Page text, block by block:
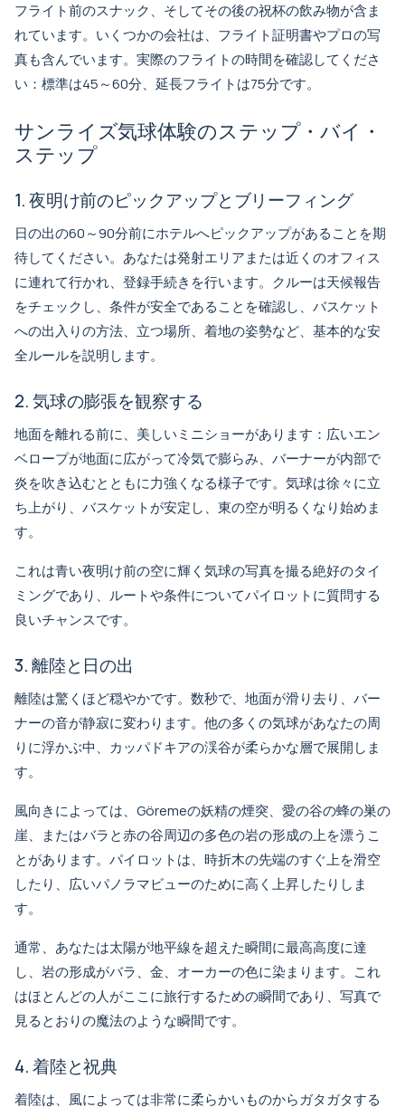
フライト前のスナック、そしてその後の祝杯の飲み物が含ま
れています。いくつかの会社は、フライト証明書やプロの写
真も含んでいます。実際のフライトの時間を確認してくださ
い：標準は45～60分、延長フライトは75分です。
サンライズ気球体験のステップ・バイ・
ステップ
1. 夜明け前のピックアップとブリーフィング
日の出の60～90分前にホテルへピックアップがあることを期
待してください。あなたは発射エリアまたは近くのオフィス
に連れて行かれ、登録手続きを行います。クルーは天候報告
をチェックし、条件が安全であることを確認し、バスケット
への出入りの方法、立つ場所、着地の姿勢など、基本的な安
全ルールを説明します。
2. 気球の膨張を観察する
地面を離れる前に、美しいミニショーがあります：広いエン
ベロープが地面に広がって冷気で膨らみ、バーナーが内部で
炎を吹き込むとともに力強くなる様子です。気球は徐々に立
ち上がり、バスケットが安定し、東の空が明るくなり始めま
す。
これは青い夜明け前の空に輝く気球の写真を撮る絶好のタイ
ミングであり、ルートや条件についてパイロットに質問する
良いチャンスです。
3. 離陸と日の出
離陸は驚くほど穏やかです。数秒で、地面が滑り去り、バー
ナーの音が静寂に変わります。他の多くの気球があなたの周
りに浮かぶ中、カッパドキアの渓谷が柔らかな層で展開しま
す。
風向きによっては、Göremeの妖精の煙突、愛の谷の蜂の巣の
崖、またはバラと赤の谷周辺の多色の岩の形成の上を漂うこ
とがあります。パイロットは、時折木の先端のすぐ上を滑空
したり、広いパノラマビューのために高く上昇したりしま
す。
通常、あなたは太陽が地平線を超えた瞬間に最高高度に達
し、岩の形成がバラ、金、オーカーの色に染まります。これ
はほとんどの人がここに旅行するための瞬間であり、写真で
見るとおりの魔法のような瞬間です。
4. 着陸と祝典
着陸は、風によっては非常に柔らかいものからガタガタする